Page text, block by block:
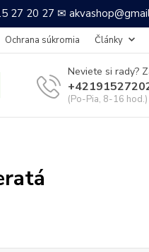
27 20 27 ✉
Ochrana súkromia Články
Neviete si rady?
(Po-Pia, 8-16 hod.)